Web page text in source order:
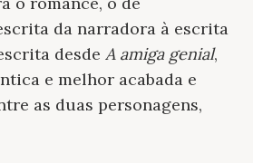
da narradora à escrita
desde A amiga genial,
e melhor acabada e
as duas personagens,